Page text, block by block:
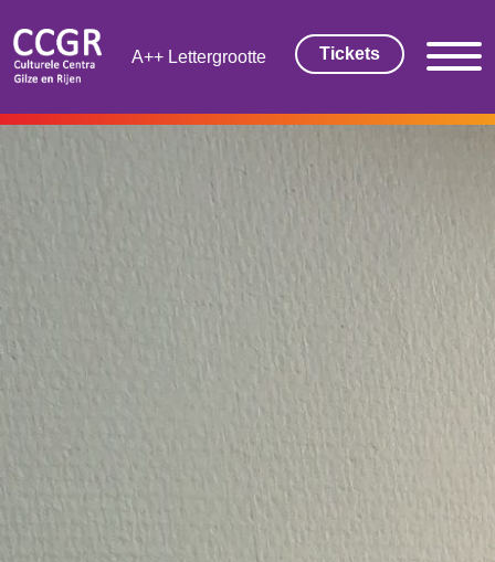
Lettergrootte Tickets
Theaterarrangement
Cultuurmagazine
Cultuur Thuis!
ZAALVERHUUR DE BOODSCHAP